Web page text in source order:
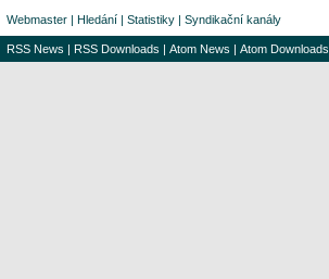
Webmaster | Hledání | Statistiky | Syndikační kanály
RSS News | RSS Downloads | Atom News | Atom Downloads